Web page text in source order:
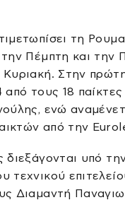
τη
Πέμπτη και την
Στην
από τους 18
ενώ
από την
διεξάγονται υπό
τεχνικού
Διαμαντή